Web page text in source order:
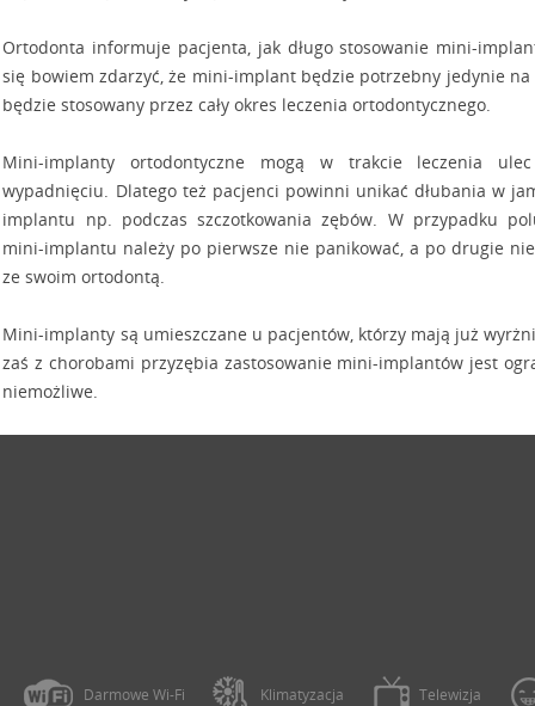
Ortodonta informuje pacjenta, jak długo stosowanie mini-
się bowiem zdarzyć, że mini-implant będzie potrzebny jedynie
będzie stosowany przez cały okres leczenia ortodontycznego.
Mini-implanty ortodontyczne mogą w trakcie leczenia
wypadnięciu. Dlatego też pacjenci powinni unikać dłubania w
implantu np. podczas szczotkowania zębów. W przypadku
mini-implantu należy po pierwsze nie panikować, a po drugie
ze swoim ortodontą.
Mini-implanty są umieszczane u pacjentów, którzy mają już
zaś z chorobami przyzębia zastosowanie mini-implantów jest
niemożliwe.
Darmowe Wi-Fi Klimatyzacja Telewizja